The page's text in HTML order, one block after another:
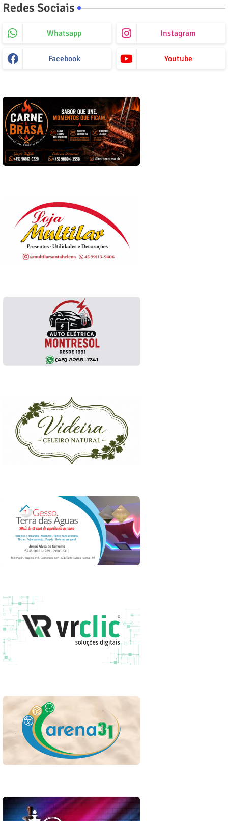
Redes Sociais
Whatsapp Instagram
Facebook Youtube